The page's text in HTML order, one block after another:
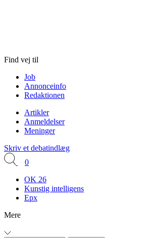
Find vej til
Job
Annonceinfo
Redaktionen
Artikler
Anmeldelser
Meninger
Skriv et debatindlæg
0
OK 26
Kunstig intelligens
Epx
Mere